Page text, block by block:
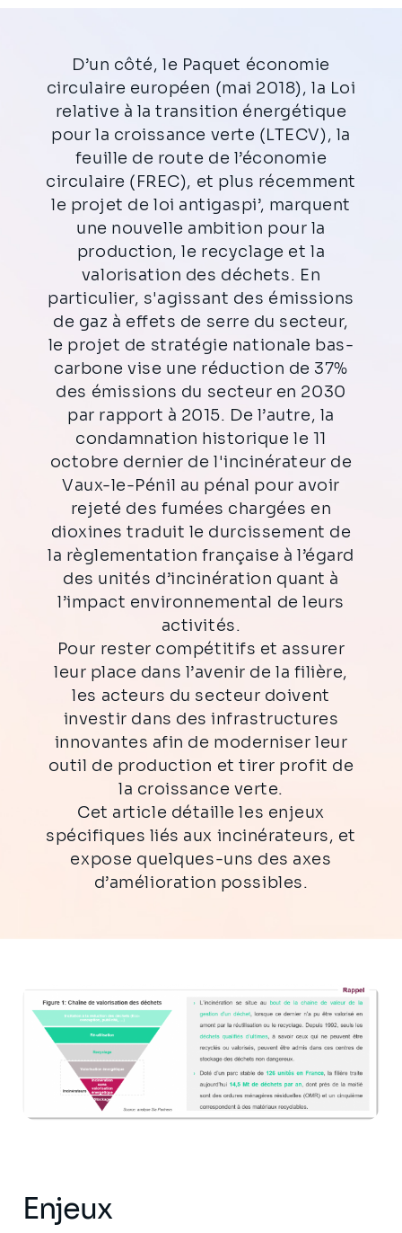
D’un côté, le Paquet économie
circulaire européen (mai 2018), la Loi
relative à la transition énergétique
pour la croissance verte (LTECV), la
feuille de route de l’économie
circulaire (FREC), et plus récemment
le projet de loi antigaspi’, marquent
une nouvelle ambition pour la
production, le recyclage et la
valorisation des déchets. En
particulier, s'agissant des émissions
de gaz à effets de serre du secteur,
le projet de stratégie nationale bas-
carbone vise une réduction de 37%
des émissions du secteur en 2030
par rapport à 2015. De l’autre, la
condamnation historique le 11
octobre dernier de l'incinérateur de
Vaux-le-Pénil au pénal pour avoir
rejeté des fumées chargées en
dioxines traduit le durcissement de
la règlementation française à l’égard
des unités d’incinération quant à
l’impact environnemental de leurs
activités.
Pour rester compétitifs et assurer
leur place dans l’avenir de la filière,
les acteurs du secteur doivent
investir dans des infrastructures
innovantes afin de moderniser leur
outil de production et tirer profit de
la croissance verte.
Cet article détaille les enjeux
spécifiques liés aux incinérateurs, et
expose quelques-uns des axes
d’amélioration possibles.
Enjeux